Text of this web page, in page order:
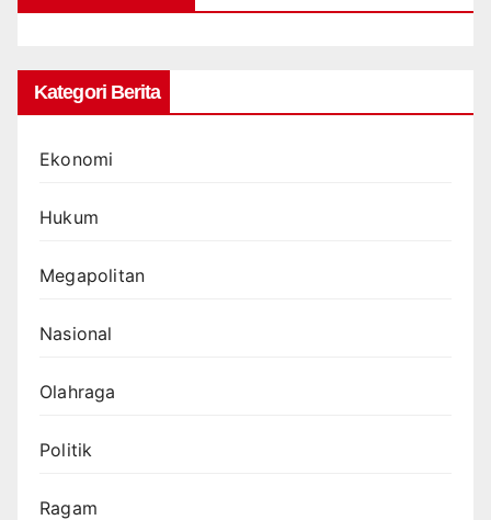
Kategori Berita
Ekonomi
Hukum
Megapolitan
Nasional
Olahraga
Politik
Ragam